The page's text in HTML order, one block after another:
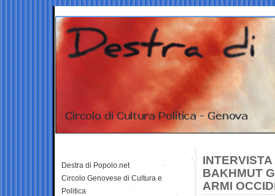
BAKHMUT
ARMI
Destra di Popolo.net
Circolo Genovese di Cultura e
Politica